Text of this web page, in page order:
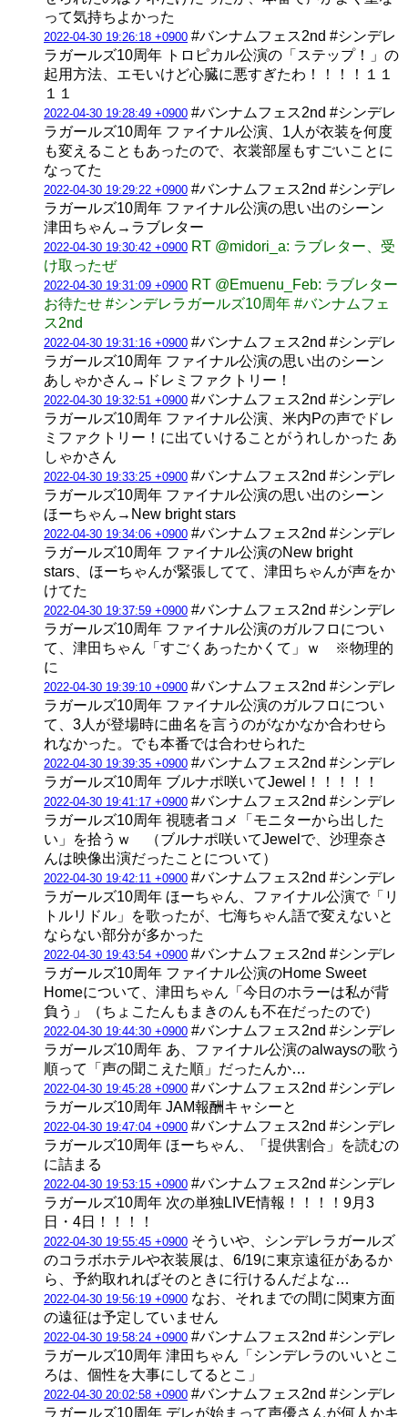
って気持ちよかった
2022-04-30 19:26:18 +0900 #バンナムフェス2nd #シンデレ
ラガールズ10周年 トロピカル公演の「ステップ！」の
起用方法、エモいけど心臓に悪すぎたわ！！！！１１
１１
2022-04-30 19:28:49 +0900 #バンナムフェス2nd #シンデレ
ラガールズ10周年 ファイナル公演、1人が衣装を何度
も変えることもあったので、衣裳部屋もすごいことに
なってた
2022-04-30 19:29:22 +0900 #バンナムフェス2nd #シンデレ
ラガールズ10周年 ファイナル公演の思い出のシーン
津田ちゃん→ラブレター
2022-04-30 19:30:42 +0900 RT @midori_a: ラブレター、受
け取ったぜ
2022-04-30 19:31:09 +0900 RT @Emuenu_Feb: ラブレター
お待たせ #シンデレラガールズ10周年 #バンナムフェ
ス2nd
2022-04-30 19:31:16 +0900 #バンナムフェス2nd #シンデレ
ラガールズ10周年 ファイナル公演の思い出のシーン
あしゃかさん→ドレミファクトリー！
2022-04-30 19:32:51 +0900 #バンナムフェス2nd #シンデレ
ラガールズ10周年 ファイナル公演、米内Pの声でドレ
ミファクトリー！に出ていけることがうれしかった あ
しゃかさん
2022-04-30 19:33:25 +0900 #バンナムフェス2nd #シンデレ
ラガールズ10周年 ファイナル公演の思い出のシーン
ほーちゃん→New bright stars
2022-04-30 19:34:06 +0900 #バンナムフェス2nd #シンデレ
ラガールズ10周年 ファイナル公演のNew bright
stars、ほーちゃんが緊張してて、津田ちゃんが声をか
けてた
2022-04-30 19:37:59 +0900 #バンナムフェス2nd #シンデレ
ラガールズ10周年 ファイナル公演のガルフロについ
て、津田ちゃん「すごくあったかくて」ｗ ※物理的
に
2022-04-30 19:39:10 +0900 #バンナムフェス2nd #シンデレ
ラガールズ10周年 ファイナル公演のガルフロについ
て、3人が登場時に曲名を言うのがなかなか合わせら
れなかった。でも本番では合わせられた
2022-04-30 19:39:35 +0900 #バンナムフェス2nd #シンデレ
ラガールズ10周年 ブルナポ咲いてJewel！！！！！
2022-04-30 19:41:17 +0900 #バンナムフェス2nd #シンデレ
ラガールズ10周年 視聴者コメ「モニターから出した
い」を拾うｗ （ブルナポ咲いてJewelで、沙理奈さ
んは映像出演だったことについて）
2022-04-30 19:42:11 +0900 #バンナムフェス2nd #シンデレ
ラガールズ10周年 ほーちゃん、ファイナル公演で「リ
トルリドル」を歌ったが、七海ちゃん語で変えないと
ならない部分が多かった
2022-04-30 19:43:54 +0900 #バンナムフェス2nd #シンデレ
ラガールズ10周年 ファイナル公演のHome Sweet
Homeについて、津田ちゃん「今日のホラーは私が背
負う」（ちょこたんもまきのんも不在だったので）
2022-04-30 19:44:30 +0900 #バンナムフェス2nd #シンデレ
ラガールズ10周年 あ、ファイナル公演のalwaysの歌う
順って「声の聞こえた順」だったんか…
2022-04-30 19:45:28 +0900 #バンナムフェス2nd #シンデレ
ラガールズ10周年 JAM報酬キャシーと
2022-04-30 19:47:04 +0900 #バンナムフェス2nd #シンデレ
ラガールズ10周年 ほーちゃん、「提供割合」を読むの
に詰まる
2022-04-30 19:53:15 +0900 #バンナムフェス2nd #シンデレ
ラガールズ10周年 次の単独LIVE情報！！！！9月3
日・4日！！！！
2022-04-30 19:55:45 +0900 そういや、シンデレラガールズ
のコラボホテルや衣装展は、6/19に東京遠征があるか
ら、予約取れればそのときに行けるんだよな…
2022-04-30 19:56:19 +0900 なお、それまでの間に関東方面
の遠征は予定していません
2022-04-30 19:58:24 +0900 #バンナムフェス2nd #シンデレ
ラガールズ10周年 津田ちゃん「シンデレラのいいとこ
ろは、個性を大事にしてるとこ」
2022-04-30 20:02:58 +0900 #バンナムフェス2nd #シンデレ
ラガールズ10周年 デレが始まって声優さんが何人かキ